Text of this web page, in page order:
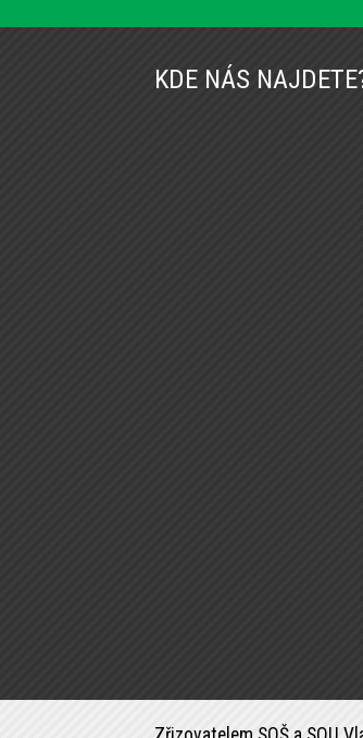
KDE NÁS